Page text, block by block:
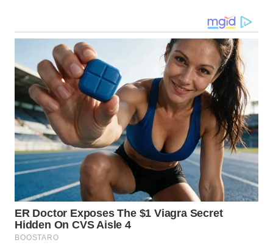
LANGKAT
WN
TAPANULI
SELATAN
WN
TANJUNG
LESUNG
KARO
WN